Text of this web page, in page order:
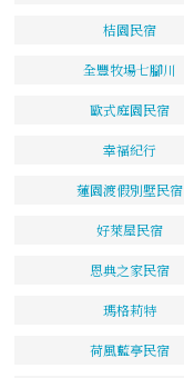
桔園民宿
全豐牧場七腳川
歐式庭園民宿
幸福紀行
蓮園渡假別墅民宿
好萊屋民宿
恩典之家民宿
瑪格莉特
荷風藍亭民宿